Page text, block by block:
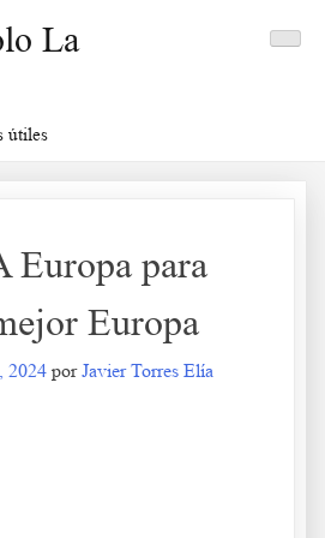
La
útiles
para
Europa
2024 porJavier Torres Elía